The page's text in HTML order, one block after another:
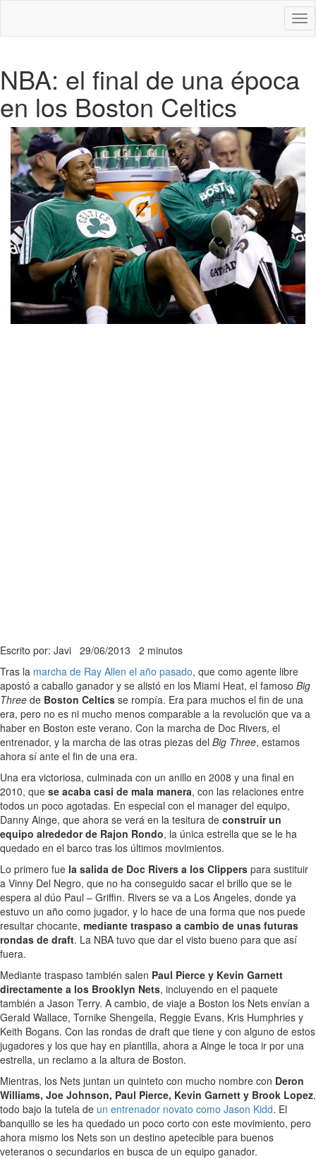
NBA: el final de una época
en los Boston Celtics
Escrito por: Javi 29/06/2013 2 minutos
Tras la marcha de Ray Allen el año pasado, que como agente libre
apostó a caballo ganador y se alistó en los Miami Heat, el famoso Big
Three de Boston Celtics se rompía. Era para muchos el fin de una
era, pero no es ni mucho menos comparable a la revolución que va a
haber en Boston este verano. Con la marcha de Doc Rivers, el
entrenador, y la marcha de las otras piezas del Big Three, estamos
ahora sí ante el fin de una era.
Una era victoriosa, culminada con un anillo en 2008 y una final en
2010, que se acaba casi de mala manera, con las relaciones entre
todos un poco agotadas. En especial con el manager del equipo,
Danny Ainge, que ahora se verá en la tesitura de construir un
equipo alrededor de Rajon Rondo, la única estrella que se le ha
quedado en el barco tras los últimos movimientos.
Lo primero fue la salida de Doc Rivers a los Clippers para sustituir
a Vinny Del Negro, que no ha conseguido sacar el brillo que se le
espera al dúo Paul – Griffin. Rivers se va a Los Angeles, donde ya
estuvo un año como jugador, y lo hace de una forma que nos puede
resultar chocante, mediante traspaso a cambio de unas futuras
rondas de draft. La NBA tuvo que dar el visto bueno para que así
fuera.
Mediante traspaso también salen Paul Pierce y Kevin Garnett
directamente a los Brooklyn Nets, incluyendo en el paquete
también a Jason Terry. A cambio, de viaje a Boston los Nets envían a
Gerald Wallace, Tornike Shengeila, Reggie Evans, Kris Humphries y
Keith Bogans. Con las rondas de draft que tiene y con alguno de estos
jugadores y los que hay en plantilla, ahora a Ainge le toca ir por una
estrella, un reclamo a la altura de Boston.
Mientras, los Nets juntan un quinteto con mucho nombre con Deron
Williams, Joe Johnson, Paul Pierce, Kevin Garnett y Brook Lopez,
todo bajo la tutela de un entrenador novato como Jason Kidd. El
banquillo se les ha quedado un poco corto con este movimiento, pero
ahora mismo los Nets son un destino apetecible para buenos
veteranos o secundarios en busca de un equipo ganador.